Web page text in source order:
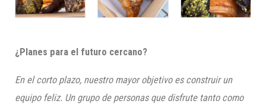
¿Planes para el futuro cercano?
En el corto plazo, nuestro mayor objetivo es construir un
equipo feliz. Un grupo de personas que disfrute tanto como